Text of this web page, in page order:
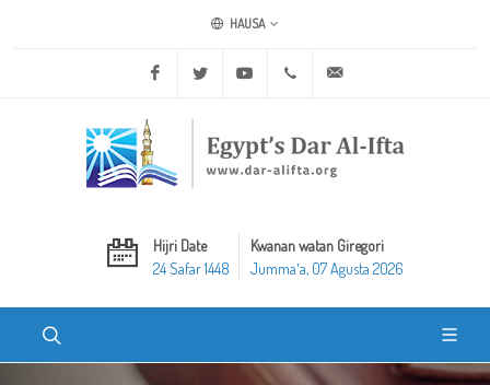
HAUSA
Facebook Twitter Youtube +20 2 25970400
Hijri Date
24 Safar 1448
Kwanan watan Giregori
Jummaʼa, 07 Agusta 2026